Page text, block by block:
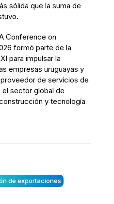
sólida que la suma de
Conference on
formó parte de la
para impulsar la
empresas uruguayas y
de servicios de
el sector global de
y tecnología
de exportaciones